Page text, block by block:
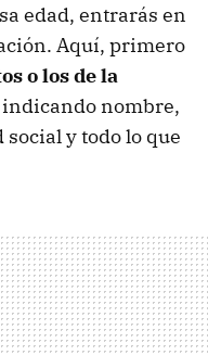
edad, entrarás en
Aquí, primero
o los de la
indicando nombre,
y todo lo que